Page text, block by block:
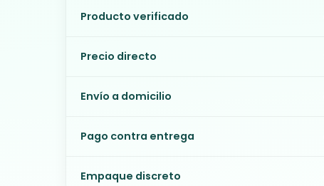
Producto verificado
Precio directo
Envío a domicilio
Pago contra entrega
Empaque discreto